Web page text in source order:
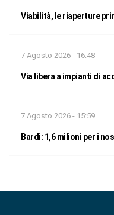
Viabilità, le riaperture
7 Agosto 2026 - 16:48
Via libera a impianti di
7 Agosto 2026 - 15:59
Bardi: 1,6 milioni per i